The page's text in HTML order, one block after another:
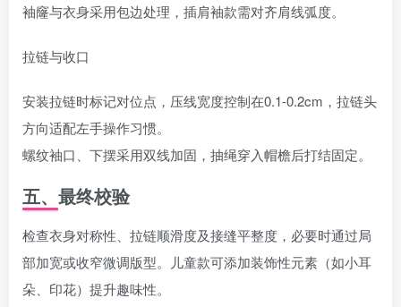
袖窿与衣身采用包边处理，插肩袖款需对齐肩线弧度。
拉链与收口‌
安装拉链时标记对位点，压线宽度控制在0.1-0.2cm，拉链头
方向适配左手操作习惯。
螺纹袖口、下摆采用双线加固，抽绳穿入帽檐后打结固定。
五、最终校验
检查衣身对称性、拉链顺滑度及接缝平整度，必要时通过局
部加宽或收窄微调版型。儿童款可添加装饰性元素（如小耳
朵、印花）提升趣味性。